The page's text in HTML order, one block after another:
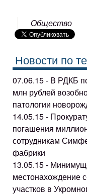
Общество
Новости по
07.06.15 - В РДКБ
млн рублей
патологии
14.05.15 -
погашения
сотрудникам
фабрики
13.05.15 -
местонахождение
участков в